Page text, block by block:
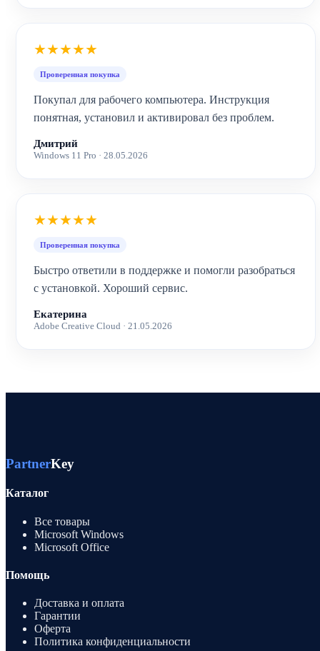
★★★★★
Проверенная покупка
Покупал для рабочего компьютера. Инструкция
понятная, установил и активировал без проблем.
Дмитрий
Windows 11 Pro · 28.05.2026
★★★★★
Проверенная покупка
Быстро ответили в поддержке и помогли разобраться
с установкой. Хороший сервис.
Екатерина
Adobe Creative Cloud · 21.05.2026
PartnerKey
Каталог
Все товары
Microsoft Windows
Microsoft Office
Помощь
Доставка и оплата
Гарантии
Оферта
Политика конфиденциальности